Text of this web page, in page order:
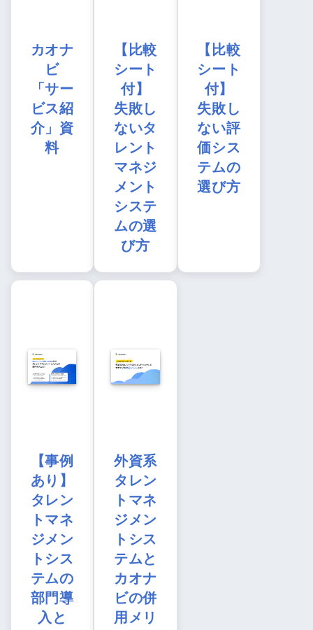
カオナ
ビ
「サー
ビス紹
介」資
料
【比較
シート
付】
失敗し
ないタ
レント
マネジ
メント
システ
ムの選
び方
【比較
シート
付】
失敗し
ない評
価シス
テムの
選び方
【事例
あり】
タレン
トマネ
ジメン
トシス
テムの
部門導
入と
外資系
タレン
トマネ
ジメン
トシス
テムと
カオナ
ビの併
用メリ